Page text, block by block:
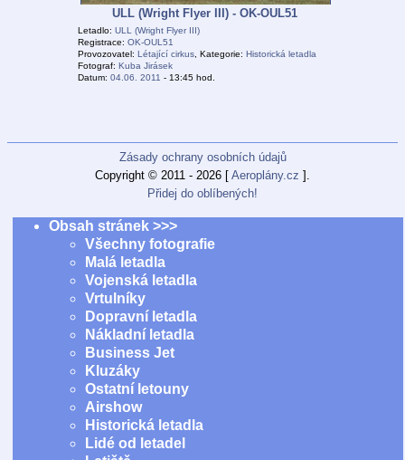
ULL (Wright Flyer III) - OK-OUL51
Letadlo: ULL (Wright Flyer III)
Registrace: OK-OUL51
Provozovatel: Létající cirkus , Kategorie: Historická letadla
Fotograf: Kuba Jirásek
Datum: 04.06. 2011 - 13:45 hod.
Zásady ochrany osobních údajů
Copyright © 2011 - 2026 [ Aeroplány.cz ].
Přidej do oblíbených!
Obsah stránek >>>
Všechny fotografie
Malá letadla
Vojenská letadla
Vrtulníky
Dopravní letadla
Nákladní letadla
Business Jet
Kluzáky
Ostatní letouny
Airshow
Historická letadla
Lidé od letadel